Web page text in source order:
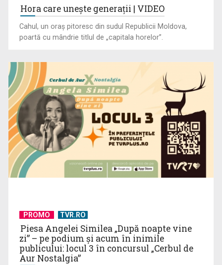
Hora care unește generații | VIDEO
Cahul, un oraș pitoresc din sudul Republicii Moldova,
poartă cu mândrie titlul de „capitala horelor”.
PROMO TVR.RO
Piesa Angelei Similea „După noapte vine
zi” – pe podium şi acum în inimile
publicului: locul 3 în concursul „Cerbul de
Aur Nostalgia”